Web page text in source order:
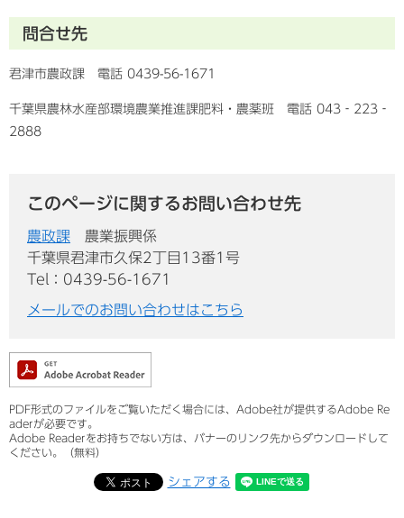
問合せ先
君津市農政課 電話 0439-56-1671
千葉県農林水産部環境農業推進課肥料・農薬班 電話 043‐223‐
2888
このページに関するお問い合わせ先
農政課
農業振興係
千葉県君津市久保2丁目13番1号
Tel：0439-56-1671
メールでのお問い合わせはこちら
PDF形式のファイルをご覧いただく場合には、Adobe社が提供するAdobe Re
aderが必要です。
Adobe Readerをお持ちでない方は、バナーのリンク先からダウンロードして
ください。（無料）
シェアする